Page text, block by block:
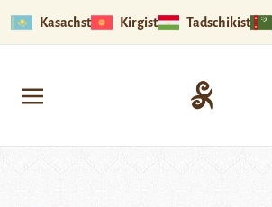
Kasachstan Kirgistan Tadschikistan